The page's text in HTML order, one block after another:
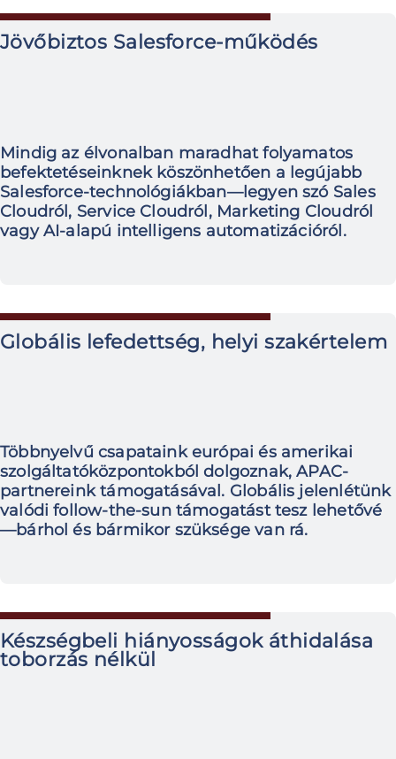
Jövőbiztos Salesforce-működés
Mindig az élvonalban maradhat folyamatos
befektetéseinknek köszönhetően a legújabb
Salesforce-technológiákban—legyen szó Sales
Cloudról, Service Cloudról, Marketing Cloudról
vagy AI-alapú intelligens automatizációról.
Globális lefedettség, helyi szakértelem
Többnyelvű csapataink európai és amerikai
szolgáltatóközpontokból dolgoznak, APAC-
partnereink támogatásával. Globális jelenlétünk
valódi follow-the-sun támogatást tesz lehetővé
—bárhol és bármikor szüksége van rá.
Készségbeli hiányosságok áthidalása
toborzás nélkül